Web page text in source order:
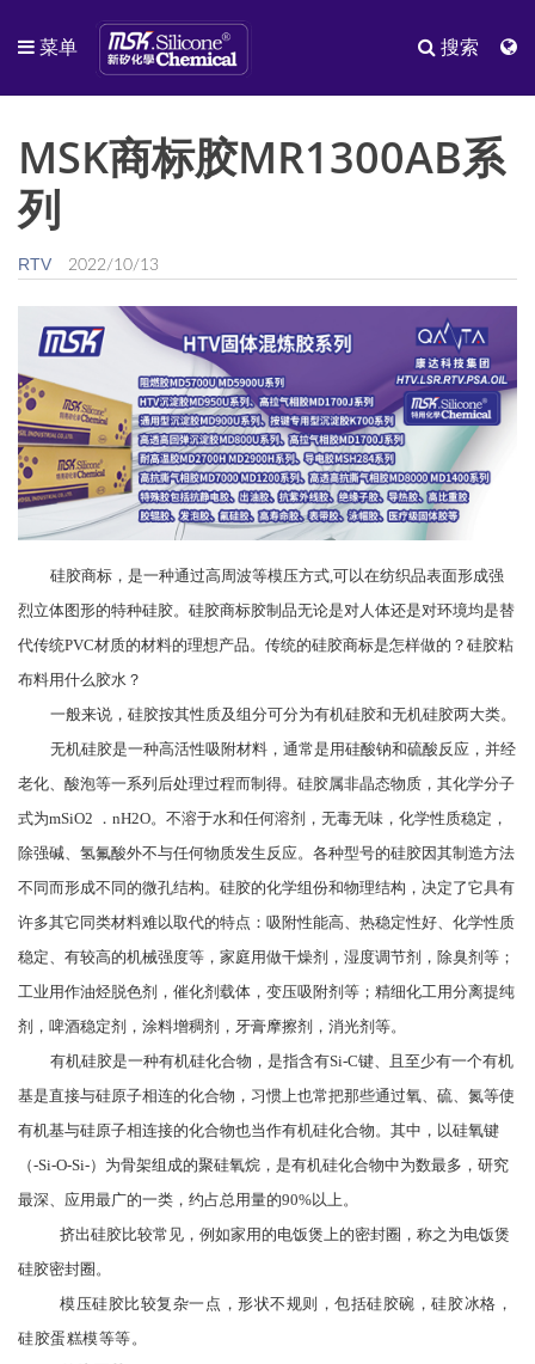
菜单 搜索
MSK商标胶MR1300AB系
列
RTV 2022/10/13
硅胶商标，是一种通过高周波等模压方式,可以在纺织品表面形成强
烈立体图形的特种硅胶。硅胶商标胶制品无论是对人体还是对环境均是替
代传统PVC材质的材料的理想产品。传统的硅胶商标是怎样做的？硅胶粘
布料用什么胶水？
一般来说，硅胶按其性质及组分可分为有机硅胶和无机硅胶两大类。
无机硅胶是一种高活性吸附材料，通常是用硅酸钠和硫酸反应，并经
老化、酸泡等一系列后处理过程而制得。硅胶属非晶态物质，其化学分子
式为mSiO2 ．nH2O。不溶于水和任何溶剂，无毒无味，化学性质稳定，
除强碱、氢氟酸外不与任何物质发生反应。各种型号的硅胶因其制造方法
不同而形成不同的微孔结构。硅胶的化学组份和物理结构，决定了它具有
许多其它同类材料难以取代的特点：吸附性能高、热稳定性好、化学性质
稳定、有较高的机械强度等，家庭用做干燥剂，湿度调节剂，除臭剂等；
工业用作油烃脱色剂，催化剂载体，变压吸附剂等；精细化工用分离提纯
剂，啤酒稳定剂，涂料增稠剂，牙膏摩擦剂，消光剂等。
有机硅胶是一种有机硅化合物，是指含有Si-C键、且至少有一个有机
基是直接与硅原子相连的化合物，习惯上也常把那些通过氧、硫、氮等使
有机基与硅原子相连接的化合物也当作有机硅化合物。其中，以硅氧键
（-Si-O-Si-）为骨架组成的聚硅氧烷，是有机硅化合物中为数最多，研究
最深、应用最广的一类，约占总用量的90%以上。
挤出硅胶比较常见，例如家用的电饭煲上的密封圈，称之为电饭煲
硅胶密封圈。
模压硅胶比较复杂一点，形状不规则，包括硅胶碗，硅胶冰格，
硅胶蛋糕模等等。